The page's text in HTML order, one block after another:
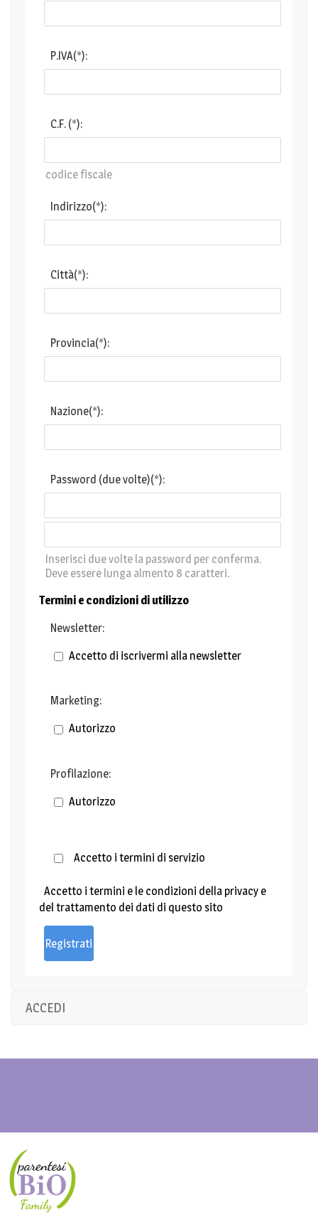
P.IVA(*):
C.F. (*):
codice fiscale
Indirizzo(*):
Città(*):
Provincia(*):
Nazione(*):
Password (due volte)(*):
Inserisci due volte la password per conferma.
Deve essere lunga almento 8 caratteri.
Termini e condizioni di utilizzo
Newsletter:
Accetto di iscrivermi alla newsletter
Marketing:
Autorizzo
Profilazione:
Autorizzo
Accetto i termini di servizio
Accetto i termini e le condizioni della privacy e
del trattamento dei dati di questo sito
ACCEDI